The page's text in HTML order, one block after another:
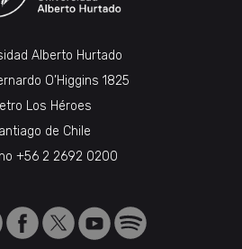
Alberto Hurtado
O’Higgins 1825
Los Héroes
de Chile
+56 2 2692 0200